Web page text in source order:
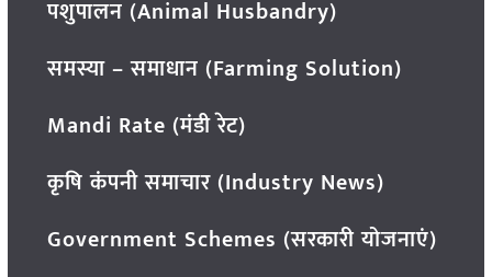
पशुपालन (Animal Husbandry)
समस्या – समाधान (Farming Solution)
Mandi Rate (मंडी रेट)
कृषि कंपनी समाचार (Industry News)
Government Schemes (सरकारी योजनाएं)